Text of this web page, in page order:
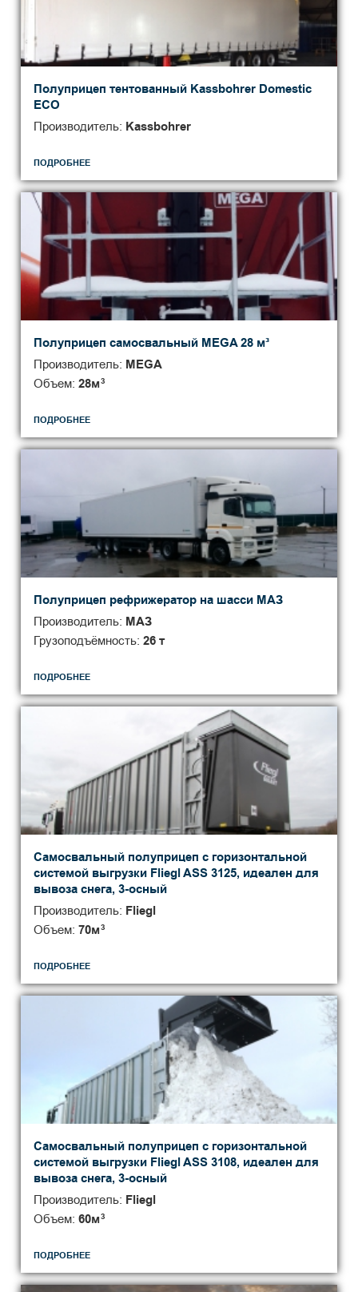
Полуприцеп тентованный Kassbohrer Domestic
ECO
Производитель: Kassbohrer
ПОДРОБНЕЕ
Полуприцеп самосвальный MEGA 28 м³
Производитель: MEGA
Объем: 28м3
ПОДРОБНЕЕ
Полуприцеп рефрижератор на шасси МАЗ
Производитель: МАЗ
Грузоподъёмность: 26 т
ПОДРОБНЕЕ
Самосвальный полуприцеп с горизонтальной
системой выгрузки Fliegl ASS 3125, идеален для
вывоза снега, 3-осный
Производитель: Fliegl
Объем: 70м3
ПОДРОБНЕЕ
Самосвальный полуприцеп с горизонтальной
системой выгрузки Fliegl ASS 3108, идеален для
вывоза снега, 3-осный
Производитель: Fliegl
Объем: 60м3
ПОДРОБНЕЕ